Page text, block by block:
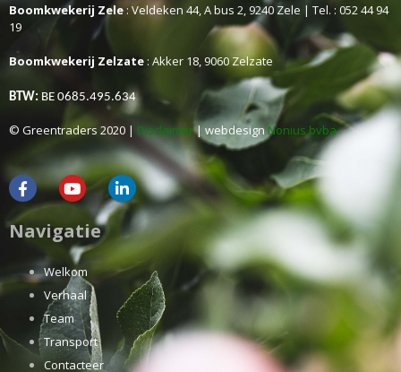
Boomkwekerij Zele: Veldeken 44, A bus 2, 9240 Zele | Tel. : 052 44 94
19
Boomkwekerij Zelzate : Akker 18, 9060 Zelzate
BTW: BE 0685.495.634
© Greentraders 2020 | Disclaimer| webdesignNonius bvba
Navigatie
Welkom
Verhaal
Team
Transport
Contacteer